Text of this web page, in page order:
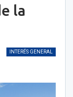
la
INTERÉS GENERAL